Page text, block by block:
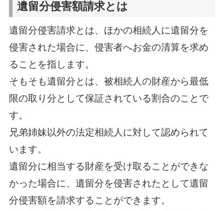
遺留分侵害額請求とは
遺留分侵害請求とは、ほかの相続人に遺留分を
侵害された場合に、侵害者へお金の清算を求め
ることを指します。
そもそも遺留分とは、被相続人の財産から最低
限の取り分として保証されている割合のことで
す。
兄弟姉妹以外の法定相続人に対して認められて
います。
遺留分に相当する財産を受け取ることができな
かった場合に、遺留分を侵害されたとして遺留
分侵害額を請求することができます。